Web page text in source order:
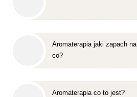
Aromaterapia jaki zapach na
co?
Aromaterapia co to jest?